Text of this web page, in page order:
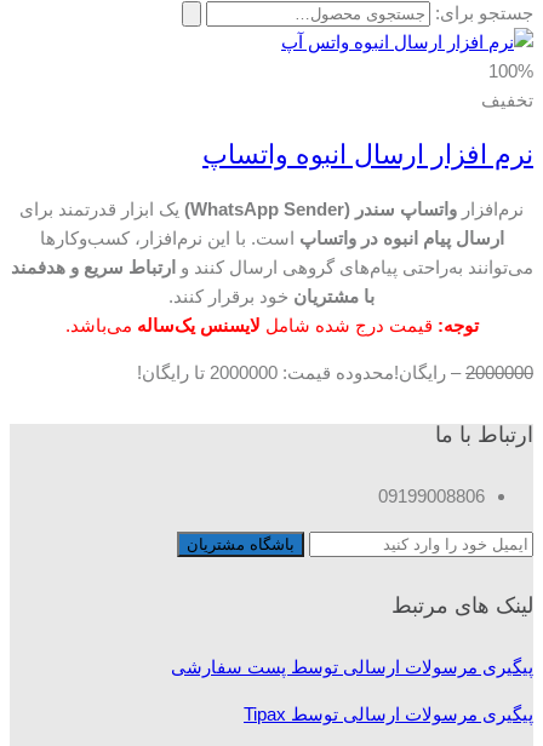
جستجو برای:
100%
تخفیف
نرم افزار ارسال انبوه واتساپ
نرم‌افزار واتساپ سندر (WhatsApp Sender)
یک ابزار قدرتمند برای
ارسال پیام انبوه در واتساپ است. با این نرم‌افزار، کسب‌وکارها
می‌توانند به‌راحتی پیام‌های گروهی ارسال کنند و ارتباط سریع و هدفمند
با مشتریان خود برقرار کنند.
توجه: قیمت درج شده شامل لایسنس یک‌ساله می‌باشد.
2000000
– رایگان!محدوده قیمت: 2000000 تا رایگان!
ارتباط با ما
09199008806
لینک های مرتبط
پیگیری مرسولات ارسالی توسط پست سفارشی
پیگیری مرسولات ارسالی توسط Tipax